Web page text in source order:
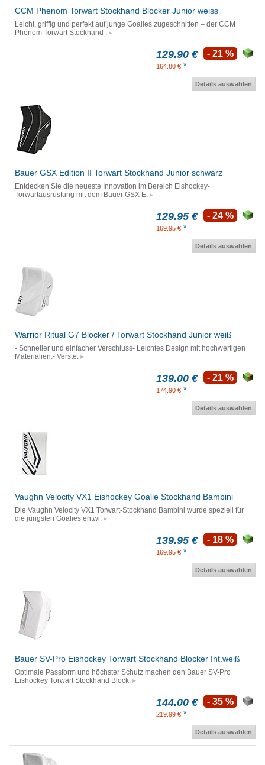
CCM Phenom Torwart Stockhand Blocker Junior weiss
Leicht, griffig und perfekt auf junge Goalies zugeschnitten – der CCM
Phenom Torwart Stockhand .
129.90 €
164.80 € *
- 21 %
Details auswählen
Bauer GSX Edition II Torwart Stockhand Junior schwarz
Entdecken Sie die neueste Innovation im Bereich Eishockey-
Torwartausrüstung mit dem Bauer GSX E.
129.95 €
169.95 € *
- 24 %
Details auswählen
Warrior Ritual G7 Blocker / Torwart Stockhand Junior weiß
- Schneller und einfacher Verschluss- Leichtes Design mit hochwertigen
Materialien.- Verste.
139.00 €
174.90 € *
- 21 %
Details auswählen
Vaughn Velocity VX1 Eishockey Goalie Stockhand Bambini
Die Vaughn Velocity VX1 Torwart-Stockhand Bambini wurde speziell für
die jüngsten Goalies entwi.
139.95 €
169.95 € *
- 18 %
Details auswählen
Bauer SV-Pro Eishockey Torwart Stockhand Blocker Int.weiß
Optimale Passform und höchster Schutz machen den Bauer SV-Pro
Eishockey Torwart Stockhand Block.
144.00 €
219.99 € *
- 35 %
Details auswählen